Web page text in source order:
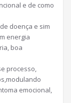
e de como
doença e sim
energia
boa
processo,
emocional,